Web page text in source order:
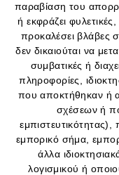
παραβίαση του
ή εκφράζει
προκαλέσει βλάβες
δεν δικαιούται να
συμβατικές ή
πληροφορίες,
που αποκτήθηκαν ή
σχέσεων ή
εμπιστευτικότητας),
εμπορικό σήμα,
άλλα
λογισμικού ή